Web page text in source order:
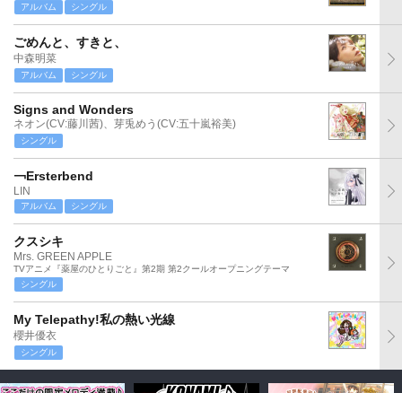
アルバム シングル
ごめんと、すきと、
中森明菜
アルバム シングル
Signs and Wonders
ネオン(CV:藤川茜)、芽兎めう(CV:五十嵐裕美)
シングル
￢Ersterbend
LIN
アルバム シングル
クスシキ
Mrs. GREEN APPLE
TVアニメ『薬屋のひとりごと』第2期 第2クールオープニングテーマ
シングル
My Telepathy!私の熱い光線
櫻井優衣
シングル